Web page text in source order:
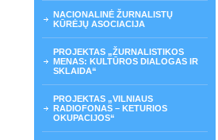
NACIONALINĖ ŽURNALISTŲ
KŪRĖJŲ ASOCIACIJA
PROJEKTAS „ŽURNALISTIKOS
MENAS: KULTŪROS DIALOGAS IR
SKLAIDA“
PROJEKTAS „VILNIAUS
RADIOFONAS – KETURIOS
OKUPACIJOS“